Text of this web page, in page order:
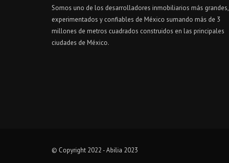
Somos uno de los desarrolladores inmobiliarios más grandes,
experimentados y confiables de México sumando más de 3
millones de metros cuadrados construidos en las principales
ciudades de México.
© Copyright 2022 - Abilia 2023